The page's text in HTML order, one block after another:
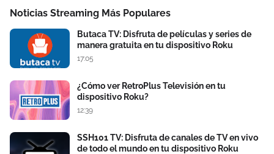
Noticias Streaming Más Populares
Butaca TV: Disfruta de películas y series de
manera gratuita en tu dispositivo Roku
17:05
¿Cómo ver RetroPlus Televisión en tu
dispositivo Roku?
12:39
SSH101 TV: Disfruta de canales de TV en vivo
de todo el mundo en tu dispositivo Roku